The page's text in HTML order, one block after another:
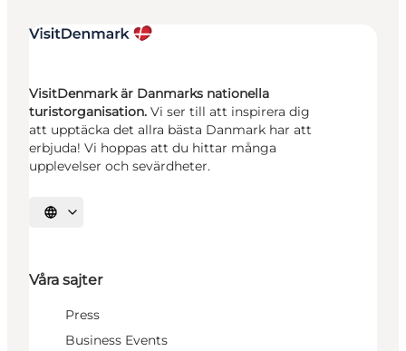
VisitDenmark är Danmarks nationella
turistorganisation. Vi ser till att inspirera dig
att upptäcka det allra bästa Danmark har att
erbjuda! Vi hoppas att du hittar många
upplevelser och sevärdheter.
Välj språk
Våra sajter
Press
Business Events